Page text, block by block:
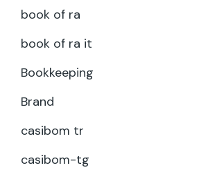
book of ra
book of ra it
Bookkeeping
Brand
casibom tr
casibom-tg